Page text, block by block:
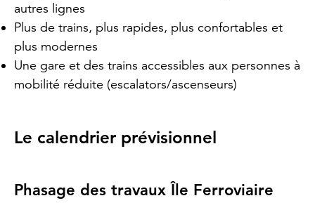
autres lignes
Plus de trains, plus rapides, plus confortables et
plus modernes
Une gare et des trains accessibles aux personnes à
mobilité réduite (escalators/ascenseurs)
Le calendrier prévisionnel
Phasage des travaux Île Ferroviaire